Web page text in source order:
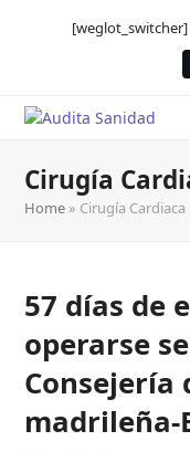
Cirugía
Home » Cirugía Cardiaca
57 días de
operarse
Consejería
madrileña-